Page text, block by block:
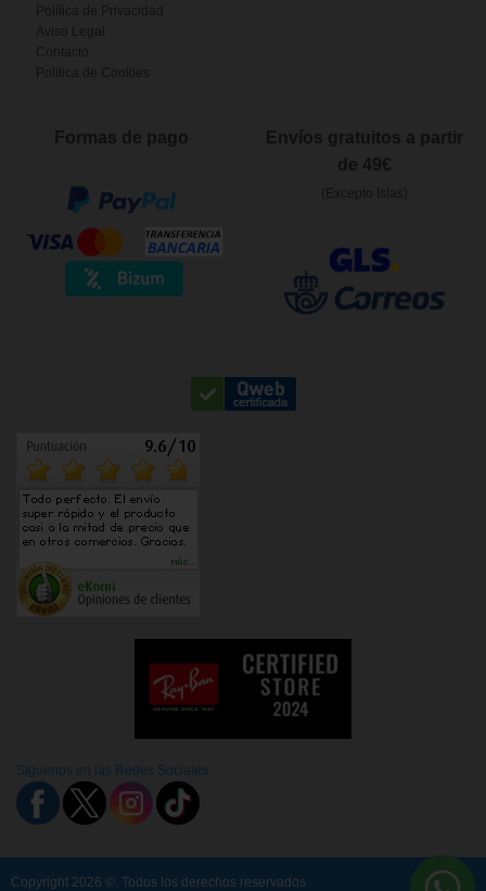
Política de Privacidad
Aviso Legal
Contacto
Política de Cookies
Formas de pago
Envíos gratuitos a partir
de 49€
(Excepto Islas)
Síguenos en las Redes Sociales
Copyright 2026 ©. Todos los derechos reservados